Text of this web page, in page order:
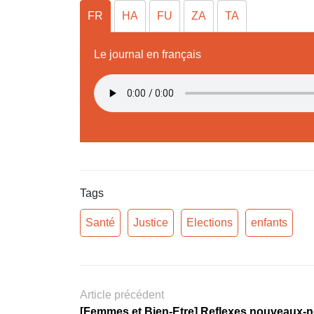
FR HA FU ZA TA
Le journal en français
Tags
Santé Justice Elections enfants
Article précédent
[Femmes et Bien-Etre] Reflexes nouveaux-